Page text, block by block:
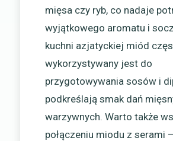
mięsa czy ryb, co nadaje
wyjątkowego aromatu i
kuchni azjatyckiej miód
wykorzystywany jest do
przygotowywania sosów i
podkreślają smak dań
warzywnych. Warto także
połączeniu miodu z serami